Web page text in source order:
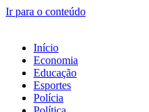
Ir para o conteúdo
Início
Economia
Educação
Esportes
Polícia